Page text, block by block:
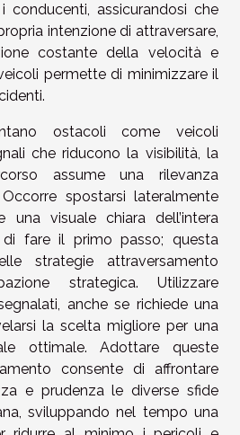
assicurandosi che
intenzione di attraversare,
costante della velocità e
permette di minimizzare il
ostacoli come veicoli
che riducono la visibilità, la
assume una rilevanza
spostarsi lateralmente
una visuale chiara dell’intera
di fare il primo passo; questa
strategie attraversamento
strategica. Utilizzare
anche se richiede una
la scelta migliore per una
ottimale. Adottare queste
consente di affrontare
e prudenza le diverse sfide
sviluppando nel tempo una